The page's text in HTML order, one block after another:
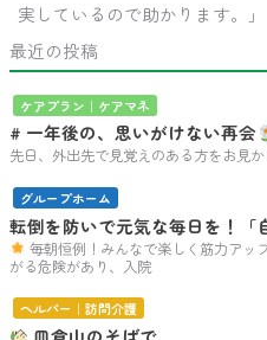
実しているので助かります。」
最近の投稿
ケアプラン｜ケアマネ
# 一年後の、思いがけない再会
先日、外出先で見覚えのある方をお見
グループホーム
転倒を防いで元気な毎日を！「
毎朝恒例！みんなで楽しく筋力アッ
がる危険があり、入院
ヘルパー｜訪問介護